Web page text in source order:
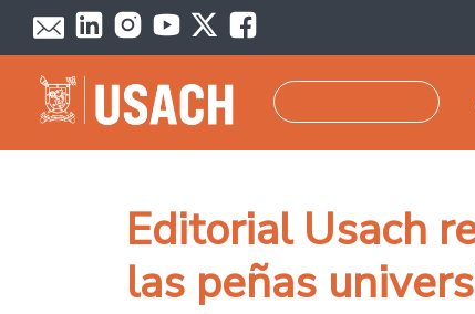
Pasar al contenido principal
Editorial Usach
las peñas